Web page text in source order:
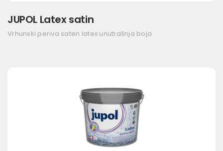
JUPOL Latex satin
Vrhunski periva saten latex unutrašnja boja